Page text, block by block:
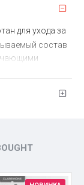
для ухода за
состав
холодный
слои кожи